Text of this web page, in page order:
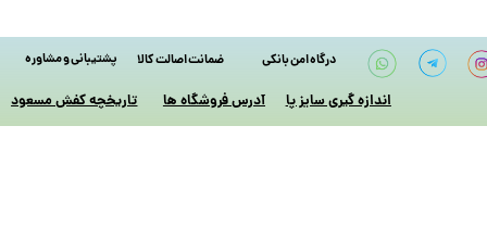
​تاریخچه کفش مسعود اندازه گیری سایز پا آدرس فروشگاه ها
درگاه امن بانکی پشتیبانی و مشاوره ضمانت اصالت کالا